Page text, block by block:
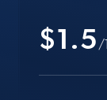
$1.5 /